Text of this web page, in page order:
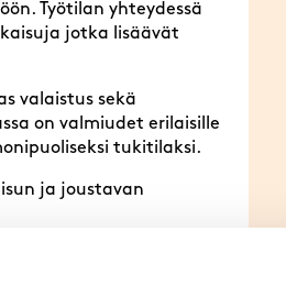
Työtilan yhteydessä
jotka lisäävät
valaistus sekä
on valmiudet erilaisille
tukitilaksi.
ja joustavan